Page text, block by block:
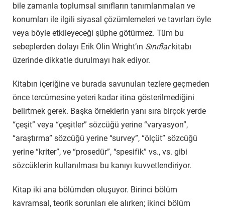
bile zamanla toplumsal sınıfların tanımlanmaları ve
konumları ile ilgili siyasal çözümlemeleri ve tavırları öyle
veya böyle etkileyeceği şüphe götürmez. Tüm bu
sebeplerden dolayı Erik Olin Wright’ın Sınıflarkitabı
üzerinde dikkatle durulmayı hak ediyor.
Kitabın içeriğine ve burada savunulan tezlere geçmeden
önce tercümesine yeteri kadar itina gösterilmediğini
belirtmek gerek. Başka örneklerin yanı sıra birçok yerde
“çeşit” veya “çeşitler” sözcüğü yerine “varyasyon”,
“araştırma” sözcüğü yerine “survey”, “ölçüt” sözcüğü
yerine “kriter”, ve “prosedür”, “spesifik” vs., vs. gibi
sözcüklerin kullanılması bu kanıyı kuvvetlendiriyor.
Kitap iki ana bölümden oluşuyor. Birinci bölüm
kavramsal, teorik sorunları ele alırken; ikinci bölüm